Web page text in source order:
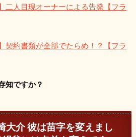
二人目現オーナーによる告発【フラ
契約書類が全部でたらめ！？【フラ
知ですか？
大介 彼は苗字を変えまし